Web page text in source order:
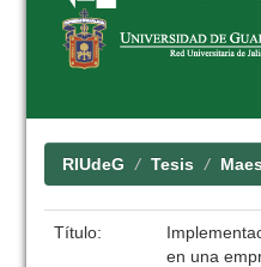
RIUdeG Tesis
Título:
en una